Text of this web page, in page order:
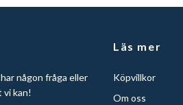
någon fråga eller
vi kan!
Läs mer
Köpvillkor
Om oss